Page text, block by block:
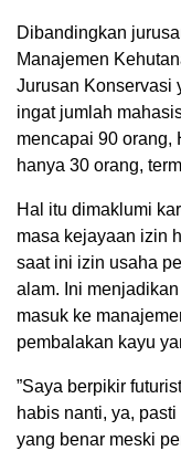
Dibandingkan
Manajemen
Jurusan Konservasi
ingat jumlah
mencapai 90 orang,
hanya 30 orang,
Hal itu dimaklumi
masa kejayaan izin
saat ini izin usaha
alam. Ini
masuk ke
pembalakan kayu
”Saya berpikir
habis nanti, ya,
yang benar meski